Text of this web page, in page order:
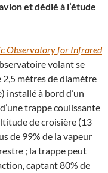
et dédié à l’étude
Observatory for Infrared
volant se
2,5 mètres de diamètre
installé à bord d’un
trappe coulissante
de croisière (13
de 99% de la vapeur
; la trappe peut
captant 80% de